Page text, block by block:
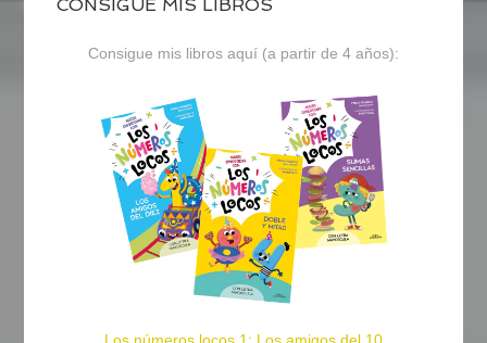
CONSIGUE MIS LIBROS
Consigue mis libros aquí (a partir de 4 años):